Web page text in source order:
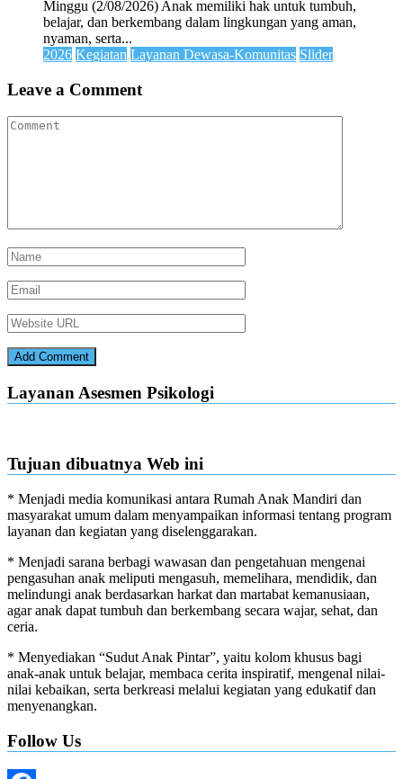
Minggu (2/08/2026) Anak memiliki hak untuk tumbuh,
belajar, dan berkembang dalam lingkungan yang aman,
nyaman, serta...
2026 Kegiatan Layanan Dewasa-Komunitas Slider
Leave a Comment
Layanan Asesmen Psikologi
Tujuan dibuatnya Web ini
* Menjadi media komunikasi antara Rumah Anak Mandiri dan
masyarakat umum dalam menyampaikan informasi tentang program
layanan dan kegiatan yang diselenggarakan.
* Menjadi sarana berbagi wawasan dan pengetahuan mengenai
pengasuhan anak meliputi mengasuh, memelihara, mendidik, dan
melindungi anak berdasarkan harkat dan martabat kemanusiaan,
agar anak dapat tumbuh dan berkembang secara wajar, sehat, dan
ceria.
* Menyediakan “Sudut Anak Pintar”, yaitu kolom khusus bagi
anak-anak untuk belajar, membaca cerita inspiratif, mengenal nilai-
nilai kebaikan, serta berkreasi melalui kegiatan yang edukatif dan
menyenangkan.
Follow Us